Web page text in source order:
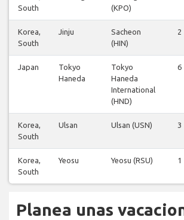
South
(KPO)
Korea,
South
Jinju
Sacheon
(HIN)
2
Japan
Tokyo
Haneda
Tokyo
Haneda
International
(HND)
6
Korea,
South
Ulsan Ulsan (USN) 3
Korea,
South
Yeosu Yeosu (RSU) 1
Planea unas